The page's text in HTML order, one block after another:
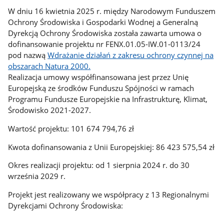
W dniu 16 kwietnia 2025 r. między Narodowym Funduszem
Ochrony Środowiska i Gospodarki Wodnej a Generalną
Dyrekcją Ochrony Środowiska została zawarta umowa o
dofinansowanie projektu nr FENX.01.05-IW.01-0113/24
pod nazwąWdrażanie działań z zakresu ochrony czynnej na
obszarach Natura 2000.
Realizacja umowy współfinansowana jest przez Unię
Europejską ze środków Funduszu Spójności w ramach
Programu Fundusze Europejskie na Infrastrukturę, Klimat,
Środowisko 2021-2027.
Wartość projektu: 101 674 794,76 zł
Kwota dofinansowania z Unii Europejskiej: 86 423 575,54 zł
Okres realizacji projektu: od 1 sierpnia 2024 r. do 30
września 2029 r.
Projekt jest realizowany we współpracy z 13 Regionalnymi
Dyrekcjami Ochrony Środowiska: